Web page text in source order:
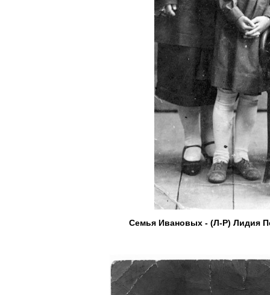
Семья Ивановых - (Л-Р) Лидия